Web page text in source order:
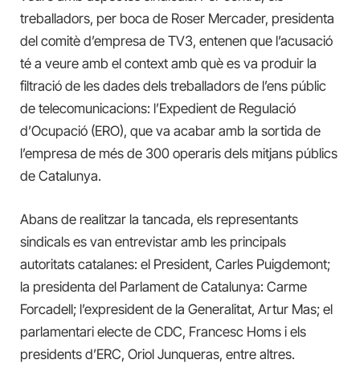
treballadors, per boca de Roser Mercader, presidenta
del comitè d’empresa de TV3, entenen que l’acusació
té a veure amb el context amb què es va produir la
filtració de les dades dels treballadors de l’ens públic
de telecomunicacions: l’Expedient de Regulació
d’Ocupació (ERO), que va acabar amb la sortida de
l’empresa de més de 300 operaris dels mitjans públics
de Catalunya.
Abans de realitzar la tancada, els representants
sindicals es van entrevistar amb les principals
autoritats catalanes: el President, Carles Puigdemont;
la presidenta del Parlament de Catalunya: Carme
Forcadell; l’expresident de la Generalitat, Artur Mas; el
parlamentari electe de CDC, Francesc Homs i els
presidents d’ERC, Oriol Junqueras, entre altres.